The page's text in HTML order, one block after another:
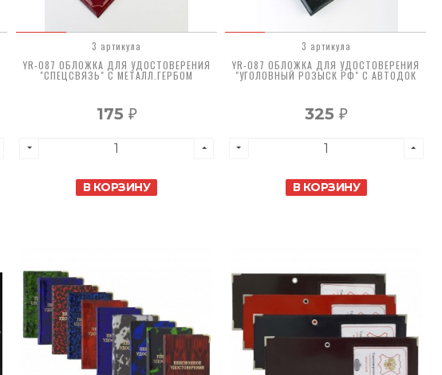
3 артикула
YR-087 ОБЛОЖКА ДЛЯ УДОСТОВЕРЕНИЯ
"СПЕЦСВЯЗЬ" С МЕТАЛЛ.ГЕРБОМ
175 ₽
В КОРЗИНУ
3 артикула
YR-087 ОБЛОЖКА ДЛЯ УДОСТОВЕРЕНИЯ
"УГОЛОВНЫЙ РОЗЫСК РФ" С АВТОДОК
325 ₽
В КОРЗИНУ